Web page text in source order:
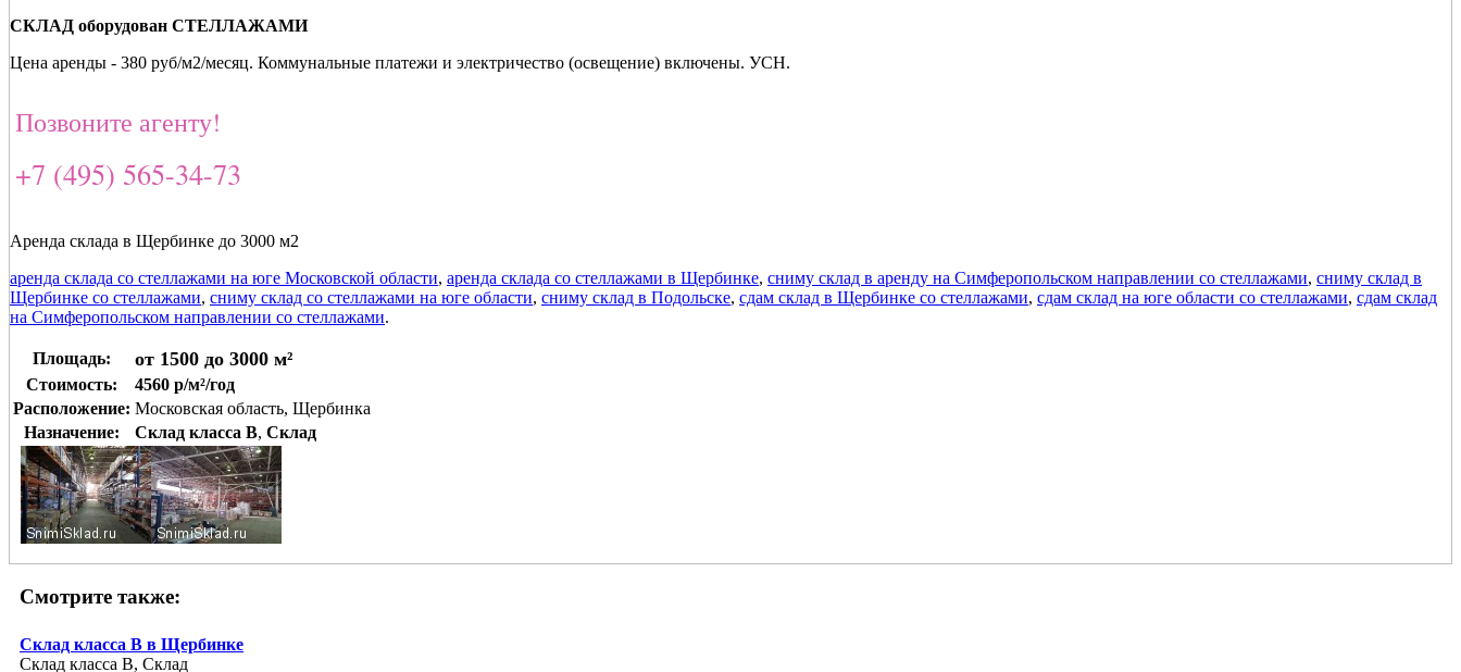
СКЛАД оборудован СТЕЛЛАЖАМИ
Цена аренды - 380 руб/м2/месяц. Коммунальные платежи и электричество (освещение) включены. УСН.
Позвоните агенту!
+7 (495) 565-34-73
Аренда склада в Щербинке до 3000 м2
аренда склада со стеллажами на юге Московской области, аренда склада со стеллажами в Щербинке, сниму склад в аренду на Симферопольском направлении со стеллажами, сниму склад в
Щербинке со стеллажами, сниму склад со стеллажами на юге области, сниму склад в Подольске, сдам склад в Щербинке со стеллажами, сдам склад на юге области со стеллажами, сдам склад
на Симферопольском направлении со стеллажами.
Площадь: от 1500 до 3000 м²
Стоимость:
4560 р/м²/год
Расположение: Московская область, Щербинка
Назначение:
Склад класса B, Склад
Смотрите также:
Склад класса В в Щербинке
Склад класса B, Склад